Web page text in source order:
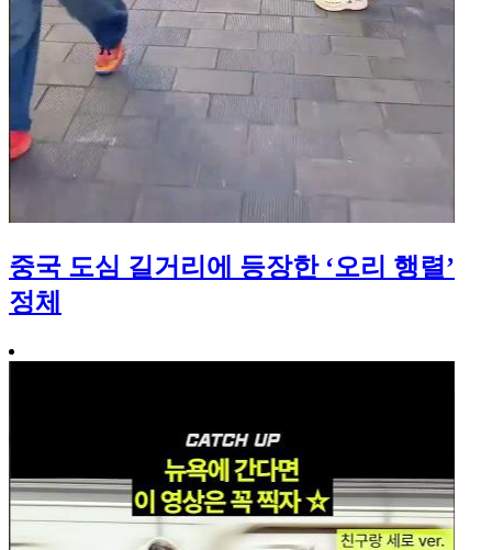
중국 도심 길거리에 등장한 ‘오리 행렬’
정체